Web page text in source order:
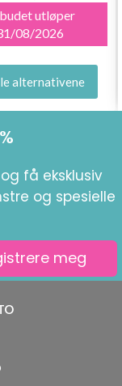
utløper
08/2026
alternativene
få eksklusiv
og spesielle
meg